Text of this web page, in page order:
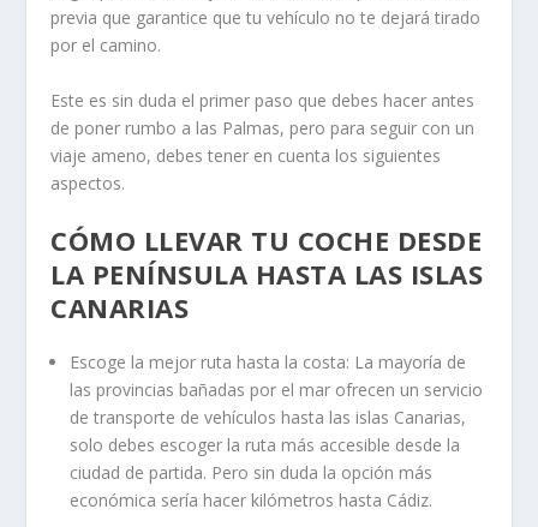
previa que garantice que tu vehículo no te dejará tirado
por el camino.
Este es sin duda el primer paso que debes hacer antes
de poner rumbo a las Palmas, pero para seguir con un
viaje ameno, debes tener en cuenta los siguientes
aspectos.
CÓMO LLEVAR TU COCHE DESDE
LA PENÍNSULA HASTA LAS ISLAS
CANARIAS
Escoge la mejor ruta hasta la costa: La mayoría de
las provincias bañadas por el mar ofrecen un servicio
de transporte de vehículos hasta las islas Canarias,
solo debes escoger la ruta más accesible desde la
ciudad de partida. Pero sin duda la opción más
económica sería hacer kilómetros hasta Cádiz.